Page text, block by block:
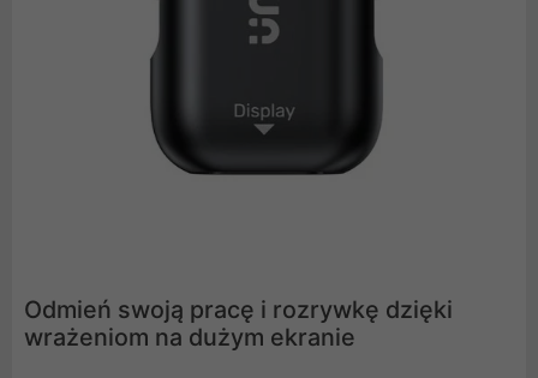
Odmień swoją pracę i rozrywkę dzięki
wrażeniom na dużym ekranie